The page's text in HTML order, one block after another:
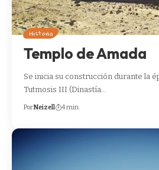
Historia
Templo de Amada
Se inicia su construcción durante la
Tutmosis III (Dinastía…
PorNeizell 4 min.